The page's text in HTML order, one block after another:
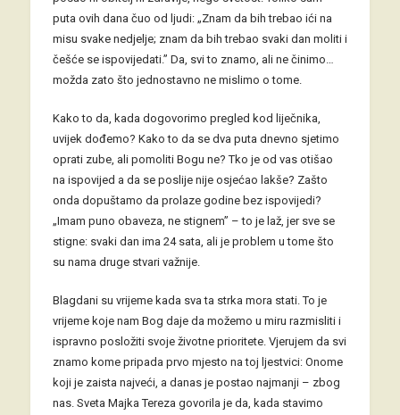
puta ovih dana čuo od ljudi: „Znam da bih trebao ići na
misu svake nedjelje; znam da bih trebao svaki dan moliti i
češće se ispovijedati.” Da, svi to znamo, ali ne činimo…
možda zato što jednostavno ne mislimo o tome.
Kako to da, kada dogovorimo pregled kod liječnika,
uvijek dođemo? Kako to da se dva puta dnevno sjetimo
oprati zube, ali pomoliti Bogu ne? Tko je od vas otišao
na ispovijed a da se poslije nije osjećao lakše? Zašto
onda dopuštamo da prolaze godine bez ispovijedi?
„Imam puno obaveza, ne stignem” – to je laž, jer sve se
stigne: svaki dan ima 24 sata, ali je problem u tome što
su nama druge stvari važnije.
Blagdani su vrijeme kada sva ta strka mora stati. To je
vrijeme koje nam Bog daje da možemo u miru razmisliti i
ispravno posložiti svoje životne prioritete. Vjerujem da svi
znamo kome pripada prvo mjesto na toj ljestvici: Onome
koji je zaista najveći, a danas je postao najmanji – zbog
nas. Sveta Majka Tereza govorila je da, kada stavimo